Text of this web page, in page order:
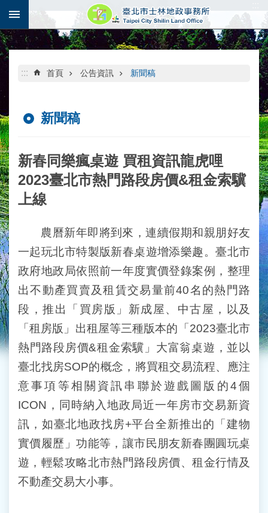
跳到主要內容區塊
::: 首頁 公告資訊 新聞稿
新聞稿
新春同樂瘋桌遊 買租資訊龍虎哩
2023臺北市熱門路段房價&租金索驥
上線
農曆新年即將到來，連續假期和親朋好友
一起玩北市特製版新春桌遊增添樂趣。臺北市
政府地政局依照前一年度實價登錄案例，整理
出不動產買賣及租賃交易量前40名的熱門路
段，推出「買房版」新成屋、中古屋，以及
「租房版」出租屋等三種版本的「2023臺北市
熱門路段房價&租金索驥」大富翁桌遊，並以
臺北找房SOP的概念，將買租交易流程、應注
意事項等相關資訊串聯於遊戲圖版的4個
ICON，同時納入地政局近一年房市交易新資
訊，如臺北地政找房+平台全新推出的「建物
實價履歷」功能等，讓市民朋友新春團圓玩桌
遊，輕鬆攻略北市熱門路段房價、租金行情及
不動產交易大小事。